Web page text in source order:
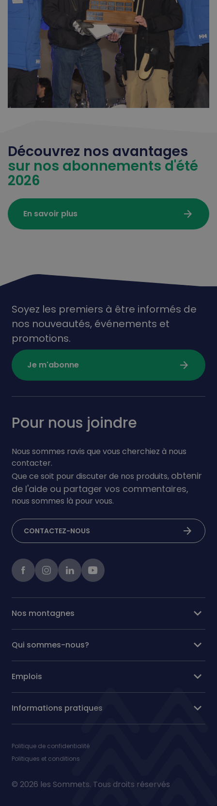
Découvrez nos avantages
sur nos abonnements d'été
2026
En savoir plus arrow_forward
Soyez les premiers à être informés de
nos nouveautés, événements et
promotions.
Je m'abonne arrow_forward
Pour nous joindre
Nous sommes ravis que vous cherchiez à nous
contacter.
Que ce soit pour discuter de nos produits, obtenir
de l'aide ou partager vos commentaires,
nous sommes là pour vous.
CONTACTEZ-NOUS arrow_forward
FacebookinstagramlinkedInYoutube
Nos montagnes expand_more
Qui sommes-nous? expand_more
Emplois expand_more
Informations pratiques expand_more
Politique de confidentialité
Politiques et conditions
© 2026 les Sommets. Tous droits réservés